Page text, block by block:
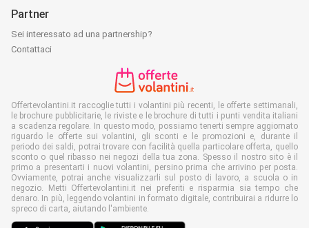
Partner
Sei interessato ad una partnership?
Contattaci
Offertevolantini.it raccoglie tutti i volantini più recenti, le offerte settimanali,
le brochure pubblicitarie, le riviste e le brochure di tutti i punti vendita italiani
a scadenza regolare. In questo modo, possiamo tenerti sempre aggiornato
riguardo le offerte sui volantini, gli sconti e le promozioni e, durante il
periodo dei saldi, potrai trovare con facilità quella particolare offerta, quello
sconto o quel ribasso nei negozi della tua zona. Spesso il nostro sito è il
primo a presentarti i nuovi volantini, persino prima che arrivino per posta.
Ovviamente, potrai anche visualizzarli sul posto di lavoro, a scuola o in
negozio. Metti Offertevolantini.it nei preferiti e risparmia sia tempo che
denaro. In più, leggendo volantini in formato digitale, contribuirai a ridurre lo
spreco di carta, aiutando l'ambiente.